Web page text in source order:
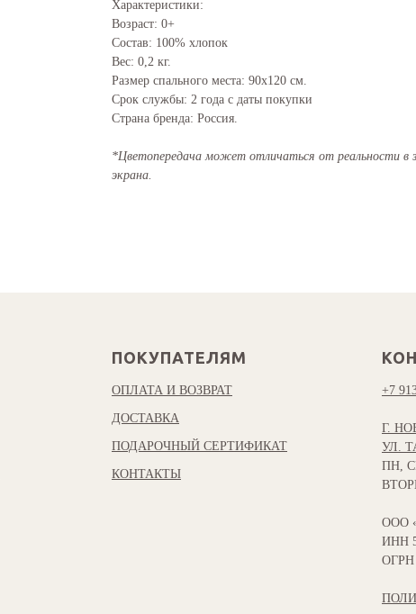
Характеристики:
Возраст: 0+
Состав: 100% хлопок
Вес: 0,2 кг.
Размер спального места: 90х120 см.
Срок службы: 2 года с даты покупки
Страна бренда: Россия.
*Цветопередача может отличаться от реальности в
экрана.
ПОКУПАТЕЛЯМ
ОПЛАТА И ВОЗВРАТ
ДОСТАВКА
ПОДАРОЧНЫЙ СЕРТИФИКАТ
КОНТАКТЫ
+7
Г.
УЛ.
ПН,
ООО
ИНН
ОГРН